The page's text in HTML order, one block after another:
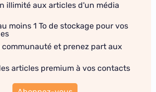
illimité aux articles d'un média
moins 1 To de stockage pour vos
communauté et prenez part aux
articles premium à vos contacts